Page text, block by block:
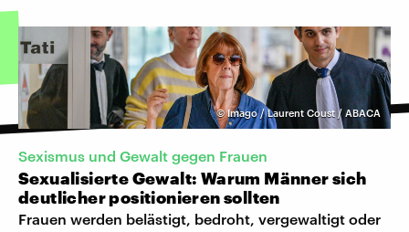
©Imago / Laurent Coust / ABACA
Sexismus und Gewalt gegen Frauen
Sexualisierte Gewalt: Warum Männer sich
deutlicher positionieren sollten
Frauen werden belästigt, bedroht, vergewaltigt oder